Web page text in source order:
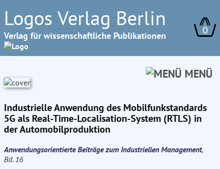
Logos Verlag Berlin
Verlag für wissenschaftliche Publikationen 0
MENÜ
Industrielle Anwendung des Mobilfunkstandards
5G als Real-Time-Localisation-System (RTLS) in
der Automobilproduktion
Anwendungsorientierte Beiträge zum Industriellen Management,
Bd. 16